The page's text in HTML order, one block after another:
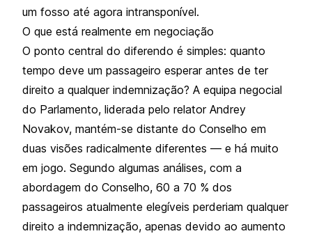
um fosso até agora intransponível.
O que está realmente em negociação
O ponto central do diferendo é simples: quanto
tempo deve um passageiro esperar antes de ter
direito a qualquer indemnização? A equipa negocial
do Parlamento, liderada pelo relator Andrey
Novakov, mantém-se distante do Conselho em
duas visões radicalmente diferentes — e há muito
em jogo. Segundo algumas análises, com a
abordagem do Conselho, 60 a 70 % dos
passageiros atualmente elegíveis perderiam qualquer
direito a indemnização, apenas devido ao aumento